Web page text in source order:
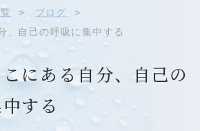
> ブログ
>
、自己の呼吸に集中する
にある自分、自己の
する